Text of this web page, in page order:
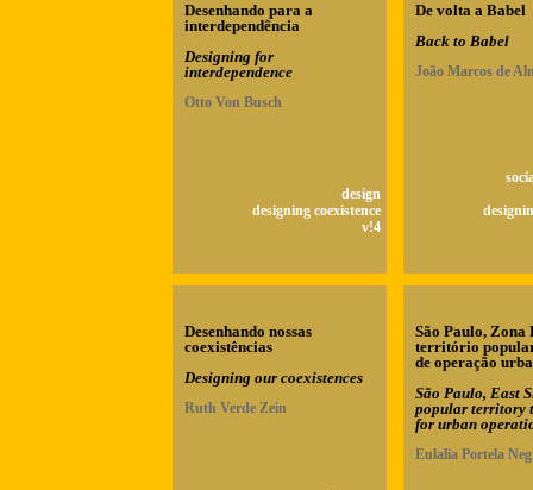
Desenhando para a
interdependência
Designing for
interdependence
Otto Von Busch
design
designing coexistence
v!4
De volta a Babel
Back to Babel
João Marcos de
Desenhando nossas
coexistências
Designing our coexistences
Ruth Verde Zein
São Paulo, Zona
território
de operação
São Paulo, East
popular territory
for urban
Eulalia Portela